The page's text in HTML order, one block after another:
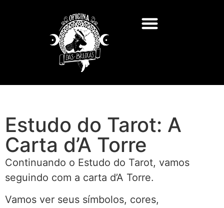
Estudo do Tarot: A
Carta d’A Torre
Continuando o Estudo do Tarot, vamos
seguindo com a carta d’A Torre.
Vamos ver seus símbolos, cores,